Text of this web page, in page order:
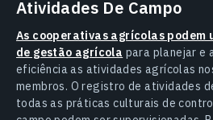
Atividades De Campo
As cooperativas agrícolas podem
de gestão agrícola para planejar e
eficiência as atividades agrícolas
membros. O registro de atividades
todas as práticas culturais de